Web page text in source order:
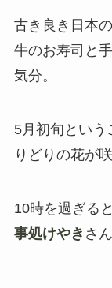
古き良き日本
牛のお寿司と
気分。
5月初旬という
りどりの花が
10時を過ぎる
事処けやき さ